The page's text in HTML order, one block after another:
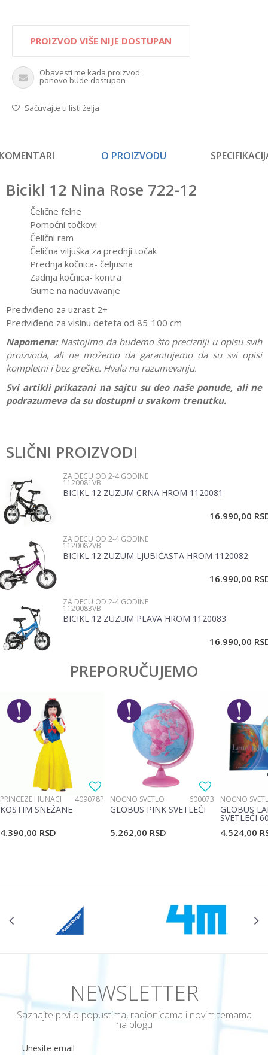
PROIZVOD VIŠE NIJE DOSTUPAN
Obavesti me kada proizvod
ponovo bude dostupan
Sačuvajte u listi želja
O PROIZVODU
Bicikl 12 Nina Rose 722-12
Čelične felne
Pomoćni točkovi
Čelični ram
Čelična viljuška za prednji točak
Prednja kočnica- čeljusna
Zadnja kočnica- kontra
Gume na naduvavanje
Predviđeno za uzrast 2+
Predviđeno za visinu deteta od 85-100 cm
Napomena: Nastojimo da budemo što precizniji u opisu svih
proizvoda, ali ne možemo da garantujemo da su svi opisi
kompletni i bez greške. Hvala na razumevanju.
Svi artikli prikazani na sajtu su deo naše ponude, ali ne
podrazumeva da su dostupni u svakom trenutku.
Brend
Ime/Nadimak
Email
Poruka
SLIČNI PROIZVODI
ZA DECU OD 2-4 GODINE
1120081VB
BICIKL 12 ZUZUM CRNA HROM 1120081
16.990,00
ZA DECU OD 2-4 GODINE
1120082VB
BICIKL 12 ZUZUM LJUBIČASTA HROM 1120082
16.990,00
ZA DECU OD 2-4 GODINE
1120083VB
BICIKL 12 ZUZUM PLAVA HROM 1120083
16.990,00
PREPORUČUJEMO
PRINCEZE I JUNACI 409078P
KOSTIM SNEŽANE
4.390,00 RSD
NOĆNO SVETLO 600073
GLOBUS PINK SVETLEĆI
5.262,00 RSD
NOĆNO
GLOBUS
SVETLEĆI
4.524,00
NEWSLETTER
Saznajte prvi o popustima, radionicama i novim temama
na blogu